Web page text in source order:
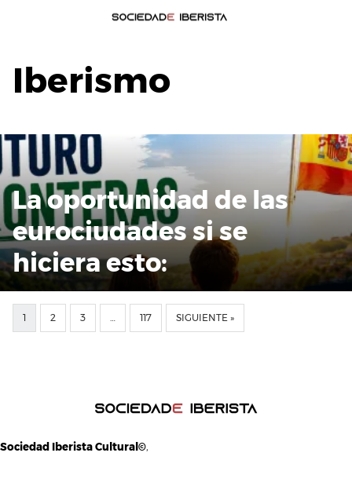
Iberismo
La oportunidad de las
eurociudades si se
hiciera esto:
1 2 3 … 117 SIGUIENTE »
Sociedad Iberista Cultural©,